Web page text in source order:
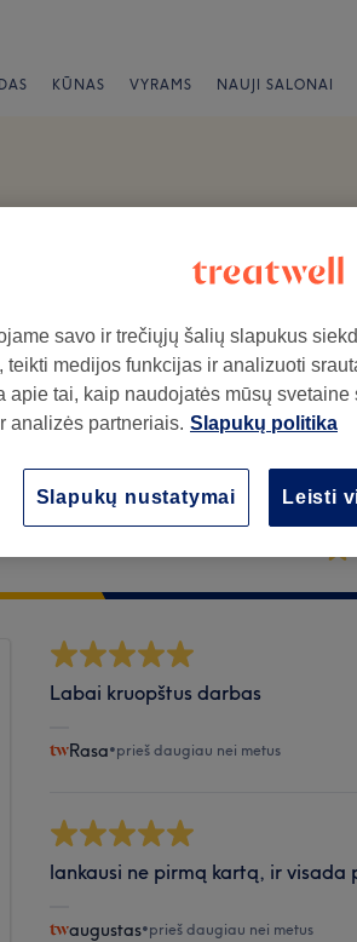
KŪNAS VYRAMS NAUJI SALONAI
Atmosfera
Labai kruopštus darbas
Rasa•prieš daugiau nei metus
lankausi ne pirmą kartą, ir visada
augustas•prieš daugiau nei metus
savo ir trečiųjų šalių slapukus
teikti medijos funkcijas ir analizuoti
apie tai, kaip naudojatės mūsų
analizės partneriais. Slapukų politika
Leisti
Slapukų nustatymai